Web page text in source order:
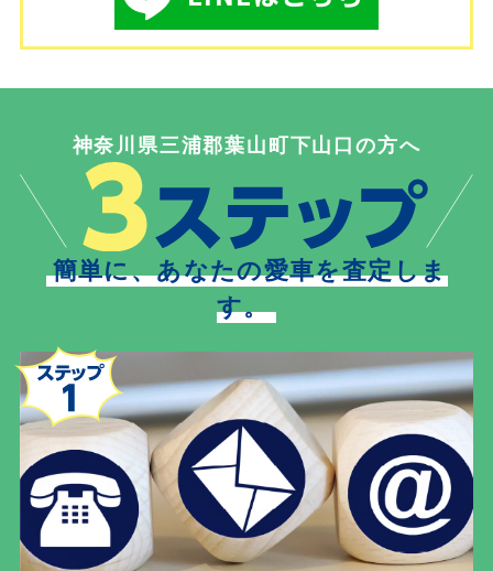
神奈川県三浦郡葉山町下山口の方へ
簡単に、あなたの愛車を査定しま
す。